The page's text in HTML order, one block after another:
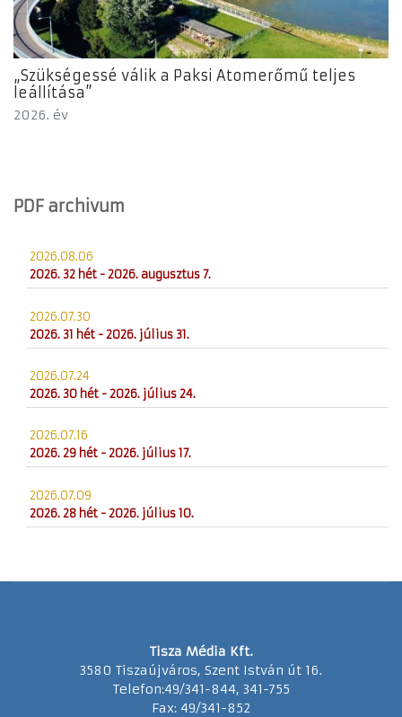
„Szükségessé válik a Paksi Atomerőmű teljes
leállítása”
2026. év
PDF archivum
2026.08.06
2026. 32 hét - 2026. augusztus 7.
2026.07.30
2026. 31 hét - 2026. július 31.
2026.07.24
2026. 30 hét - 2026. július 24.
2026.07.16
2026. 29 hét - 2026. július 17.
2026.07.09
2026. 28 hét - 2026. július 10.
Tisza Média Kft.
3580 Tiszaújváros, Szent István út 16.
Telefon:49/341-844, 341-755
Fax: 49/341-852